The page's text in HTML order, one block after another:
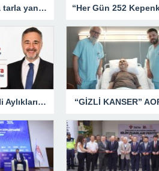
Lüleburgaz’da tarla yangını: Alevler rüzgarın etkisiyle yayıldı
Yaşlı ve Engelli Aylıkları Hesaplara Yatırılmaya Başlandı